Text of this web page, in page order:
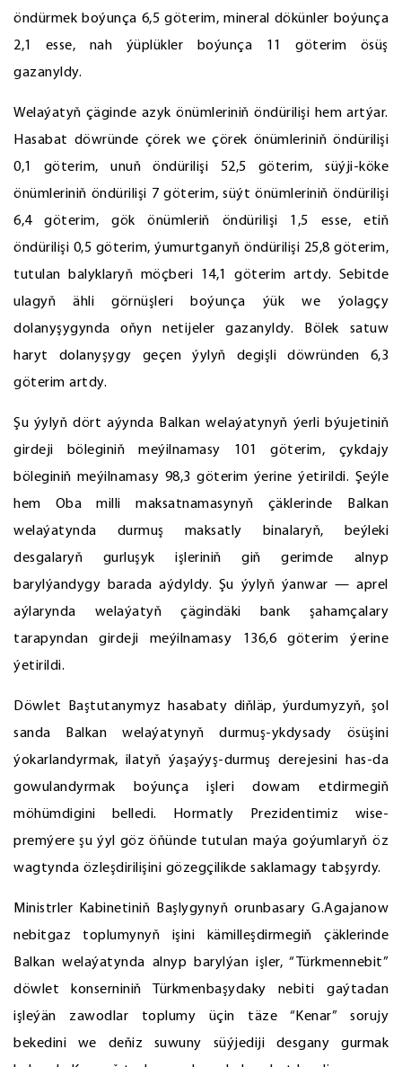
öndürmek boýunça 6,5 göterim, mineral dökünler boýunça
2,1 esse, nah ýüplükler boýunça 11 göterim ösüş
gazanyldy.
Welaýatyň çäginde azyk önümleriniň öndürilişi hem artýar.
Hasabat döwründe çörek we çörek önümleriniň öndürilişi
0,1 göterim, unuň öndürilişi 52,5 göterim, süýji-köke
önümleriniň öndürilişi 7 göterim, süýt önümleriniň öndürilişi
6,4 göterim, gök önümleriň öndürilişi 1,5 esse, etiň
öndürilişi 0,5 göterim, ýumurtganyň öndürilişi 25,8 göterim,
tutulan balyklaryň möçberi 14,1 göterim artdy. Sebitde
ulagyň ähli görnüşleri boýunça ýük we ýolagçy
dolanyşygynda oňyn netijeler gazanyldy. Bölek satuw
haryt dolanyşygy geçen ýylyň degişli döwründen 6,3
göterim artdy.
Şu ýylyň dört aýynda Balkan welaýatynyň ýerli býujetiniň
girdeji böleginiň meýilnamasy 101 göterim, çykdajy
böleginiň meýilnamasy 98,3 göterim ýerine ýetirildi. Şeýle
hem Oba milli maksatnamasynyň çäklerinde Balkan
welaýatynda durmuş maksatly binalaryň, beýleki
desgalaryň gurluşyk işleriniň giň gerimde alnyp
barylýandygy barada aýdyldy. Şu ýylyň ýanwar — aprel
aýlarynda welaýatyň çägindäki bank şahamçalary
tarapyndan girdeji meýilnamasy 136,6 göterim ýerine
ýetirildi.
Döwlet Baştutanymyz hasabaty diňläp, ýurdumyzyň, şol
sanda Balkan welaýatynyň durmuş-ykdysady ösüşini
ýokarlandyrmak, ilatyň ýaşaýyş-durmuş derejesini has-da
gowulandyrmak boýunça işleri dowam etdirmegiň
möhümdigini belledi. Hormatly Prezidentimiz wise-
premýere şu ýyl göz öňünde tutulan maýa goýumlaryň öz
wagtynda özleşdirilişini gözegçilikde saklamagy tabşyrdy.
Ministrler Kabinetiniň Başlygynyň orunbasary G.Agajanow
nebitgaz toplumynyň işini kämilleşdirmegiň çäklerinde
Balkan welaýatynda alnyp barylýan işler, “Türkmennebit”
döwlet konserniniň Türkmenbaşydaky nebiti gaýtadan
işleýän zawodlar toplumy üçin täze “Kenar” sorujy
bekedini we deňiz suwuny süýjediji desgany gurmak